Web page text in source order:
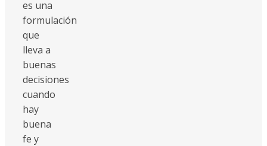
es una
formulación
que
lleva a
buenas
decisiones
cuando
hay
buena
fe y